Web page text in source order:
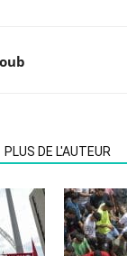
PLUS DE L'AUTEUR